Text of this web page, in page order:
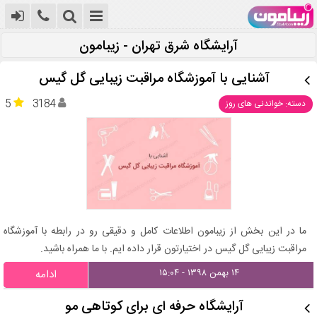
آرایشگاه شرق تهران - زیبامون
آشنایی با آموزشگاه مراقبت زیبایی گل گیس
دسته: خواندنی های روز 5 3184
ما در این بخش از زیبامون اطلاعات کامل و دقیقی رو در رابطه با آموزشگاه
مراقبت زیبایی گل گیس در اختیارتون قرار داده ایم. با ما همراه باشید.
۱۴ بهمن ۱۳۹۸ - ۱۵:۰۴ ادامه
آرایشگاه حرفه ای برای کوتاهی مو